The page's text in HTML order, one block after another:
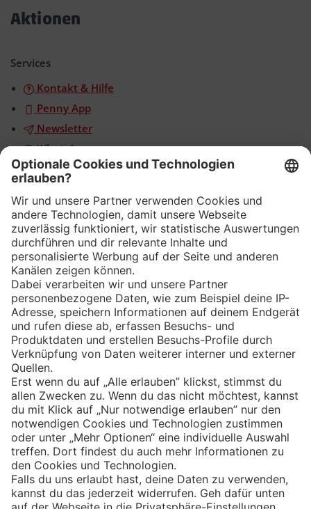
Aktionen
Services
Kontakt & Hilfe
Penny App
Newsletter
WhatsApp
App
Eishockey
Impressum